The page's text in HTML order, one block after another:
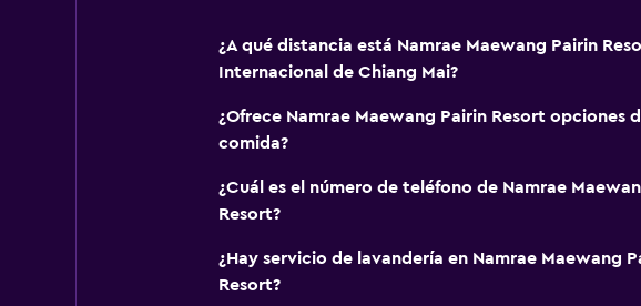
¿A qué distancia está Namrae Maewang Pairin
Internacional de Chiang Mai?
¿Ofrece Namrae Maewang Pairin Resort opciones
comida?
¿Cuál es el número de teléfono de Namrae
Resort?
¿Hay servicio de lavandería en Namrae Maewang
Resort?